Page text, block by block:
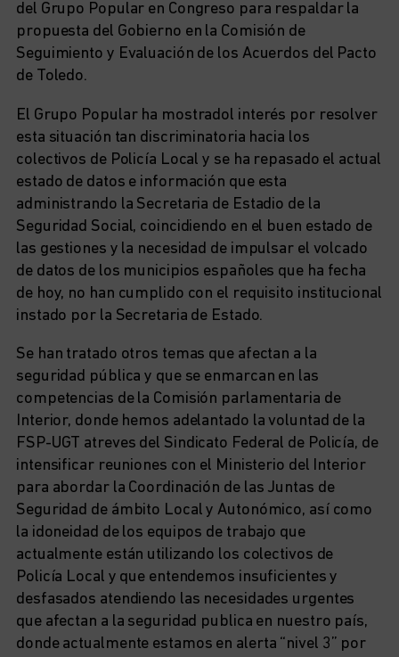
del Grupo Popular en Congreso para respaldar la
propuesta del Gobierno en la Comisión de
Seguimiento y Evaluación de los Acuerdos del Pacto
de Toledo.
El Grupo Popular ha mostradol interés por resolver
esta situación tan discriminatoria hacia los
colectivos de Policía Local y se ha repasado el actual
estado de datos e información que esta
administrando la Secretaria de Estadio de la
Seguridad Social, coincidiendo en el buen estado de
las gestiones y la necesidad de impulsar el volcado
de datos de los municipios españoles que ha fecha
de hoy, no han cumplido con el requisito institucional
instado por la Secretaria de Estado.
Se han tratado otros temas que afectan a la
seguridad pública y que se enmarcan en las
competencias de la Comisión parlamentaria de
Interior, donde hemos adelantado la voluntad de la
FSP-UGT atreves del Sindicato Federal de Policía, de
intensificar reuniones con el Ministerio del Interior
para abordar la Coordinación de las Juntas de
Seguridad de ámbito Local y Autonómico, así como
la idoneidad de los equipos de trabajo que
actualmente están utilizando los colectivos de
Policía Local y que entendemos insuficientes y
desfasados atendiendo las necesidades urgentes
que afectan a la seguridad publica en nuestro país,
donde actualmente estamos en alerta “nivel 3” por